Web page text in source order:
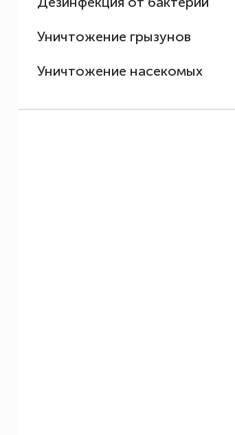
Уничтожение грызунов
Уничтожение насекомых